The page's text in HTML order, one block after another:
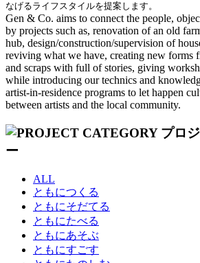
なげるライフスタイルを提案します。
Gen & Co. aims to connect the people,
by projects such as, renovation of an old
hub, design/construction/supervision of
reviving what we have, creating new forms
and scraps with full of stories, giving
while introducing our technics and
artist-in-residence programs to let happen
between artists and the local community.
ALL
ともにつくる
ともにそだてる
ともにたべる
ともにあそぶ
ともにすごす